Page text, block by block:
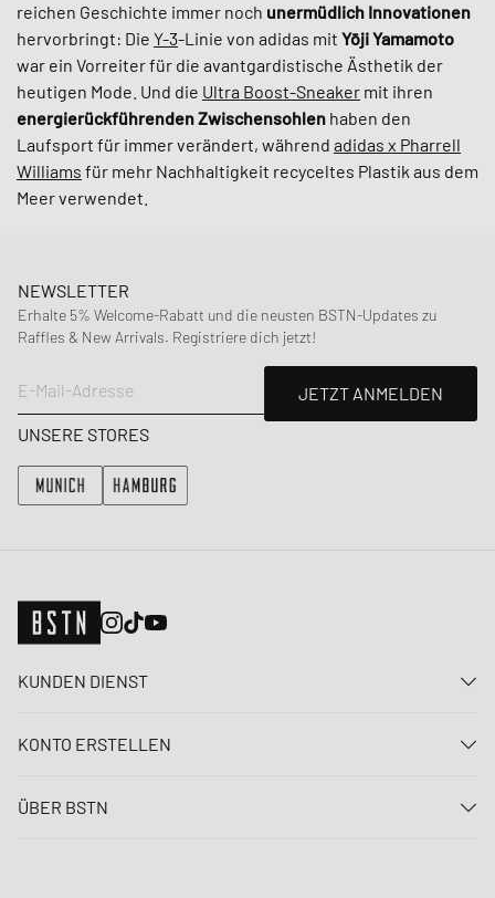
reichen Geschichte immer noch unermüdlich Innovationen
hervorbringt: Die Y-3-Linie von adidas mit Yōji Yamamoto
war ein Vorreiter für die avantgardistische Ästhetik der
heutigen Mode. Und die Ultra Boost-Sneaker mit ihren
energierückführenden Zwischensohlen haben den
Laufsport für immer verändert, während adidas x Pharrell
Williams für mehr Nachhaltigkeit recyceltes Plastik aus dem
Meer verwendet.
NEWSLETTER
Erhalte 5% Welcome-Rabatt und die neusten BSTN-Updates zu
Raffles & New Arrivals. Registriere dich jetzt!
E-Mail-Adresse
JETZT ANMELDEN
UNSERE STORES
KUNDEN DIENST
FAQ
KONTO ERSTELLEN
Registrieren
ÜBER BSTN